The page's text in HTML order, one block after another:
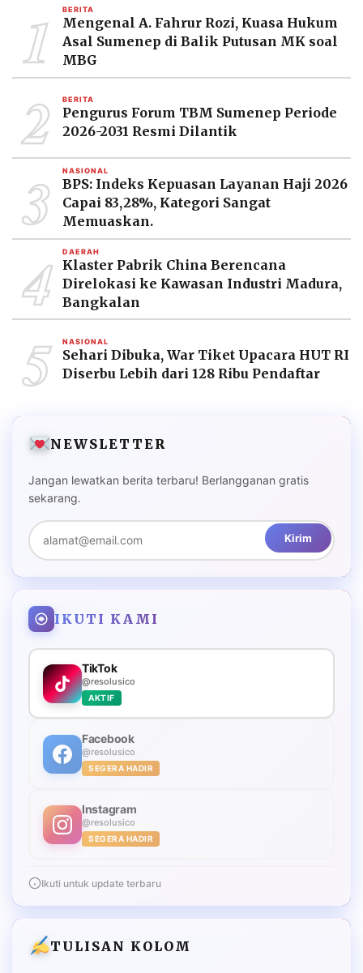
PRAMUDITA
Resolusi.co
-
2026
PT.
RESOLUSI
PRAMUDITA
1 BERITA
Mengenal A. Fahrur Rozi, Kuasa Hukum
Asal Sumenep di Balik Putusan MK soal
MBG
2 BERITA
Pengurus Forum TBM Sumenep Periode
2026-2031 Resmi Dilantik
3 NASIONAL
BPS: Indeks Kepuasan Layanan Haji 2026
Capai 83,28%, Kategori Sangat
Memuaskan.
4 DAERAH
Klaster Pabrik China Berencana
Direlokasi ke Kawasan Industri Madura,
Bangkalan
5 NASIONAL
Sehari Dibuka, War Tiket Upacara HUT RI
Diserbu Lebih dari 128 Ribu Pendaftar
NEWSLETTER
Jangan lewatkan berita terbaru! Berlangganan gratis
sekarang.
Kirim
IKUTI KAMI
TikTok
@resolusico
AKTIF
Facebook
@resolusico
SEGERA HADIR
Instagram
@resolusico
SEGERA HADIR
Ikuti untuk update terbaru
TULISAN KOLOM